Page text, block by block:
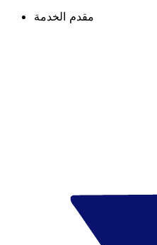
مقدم الخدمة